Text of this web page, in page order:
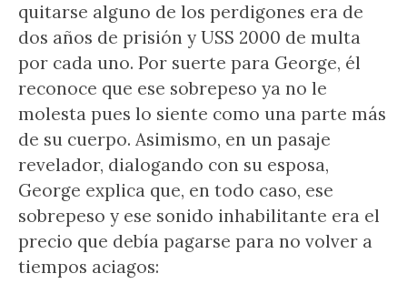
quitarse alguno de los perdigones era de
dos años de prisión y USS 2000 de multa
por cada uno. Por suerte para George, él
reconoce que ese sobrepeso ya no le
molesta pues lo siente como una parte más
de su cuerpo. Asimismo, en un pasaje
revelador, dialogando con su esposa,
George explica que, en todo caso, ese
sobrepeso y ese sonido inhabilitante era el
precio que debía pagarse para no volver a
tiempos aciagos: